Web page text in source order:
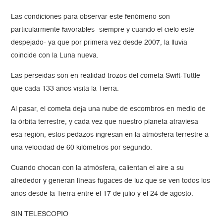
Las condiciones para observar este fenómeno son
particularmente favorables -siempre y cuando el cielo esté
despejado- ya que por primera vez desde 2007, la lluvia
coincide con la Luna nueva.
Las perseidas son en realidad trozos del cometa Swift-Tuttle
que cada 133 años visita la Tierra.
Al pasar, el cometa deja una nube de escombros en medio de
la órbita terrestre, y cada vez que nuestro planeta atraviesa
esa región, estos pedazos ingresan en la atmósfera terrestre a
una velocidad de 60 kilómetros por segundo.
Cuando chocan con la atmósfera, calientan el aire a su
alrededor y generan líneas fugaces de luz que se ven todos los
años desde la Tierra entre el 17 de julio y el 24 de agosto.
SIN TELESCOPIO